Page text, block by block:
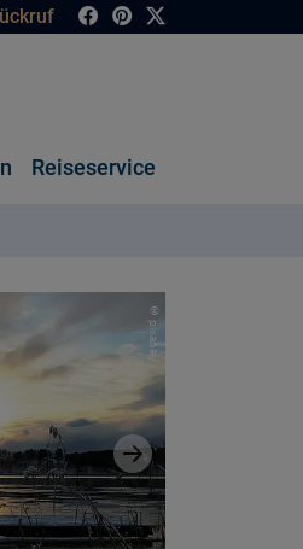
Reiseservice
© pixabay
Nächstes Bild